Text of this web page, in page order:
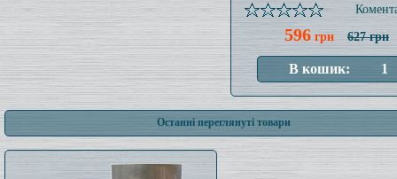
596 грн 627 грн
Останні переглянуті товари